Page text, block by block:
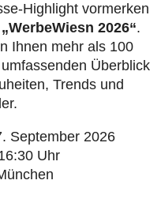
Highlight vormerken
„WerbeWiesn 2026“.
Ihnen mehr als 100
Überblick
Trends und
September 2026
Uhr